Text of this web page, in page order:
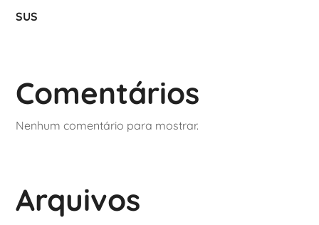
SUS
Comentários
Nenhum comentário para mostrar.
Arquivos